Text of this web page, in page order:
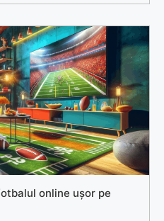
online ușor pe